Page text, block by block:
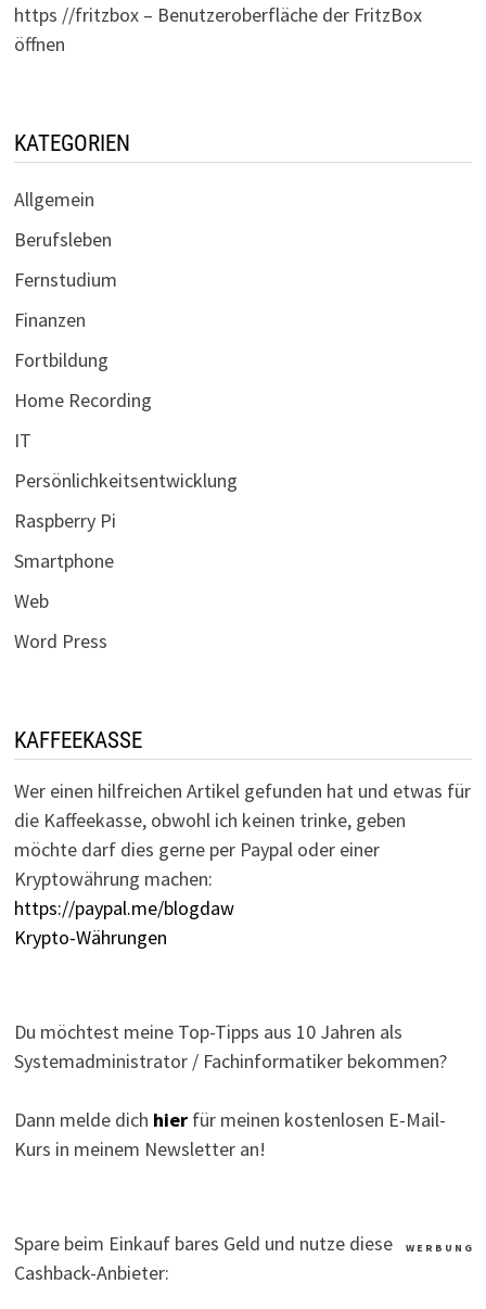
https //fritzbox – Benutzeroberfläche der FritzBox
öffnen
KATEGORIEN
Allgemein
Berufsleben
Fernstudium
Finanzen
Fortbildung
Home Recording
IT
Persönlichkeitsentwicklung
Raspberry Pi
Smartphone
Web
Word Press
KAFFEEKASSE
Wer einen hilfreichen Artikel gefunden hat und etwas für
die Kaffeekasse, obwohl ich keinen trinke, geben
möchte darf dies gerne per Paypal oder einer
Kryptowährung machen:
https://paypal.me/blogdaw
Krypto-Währungen
Du möchtest meine Top-Tipps aus 10 Jahren als
Systemadministrator / Fachinformatiker bekommen?
Dann melde dich hierfür meinen kostenlosen E-Mail-
Kurs in meinem Newsletter an!
W E R B U N G
Spare beim Einkauf bares Geld und nutze diese
Cashback-Anbieter: